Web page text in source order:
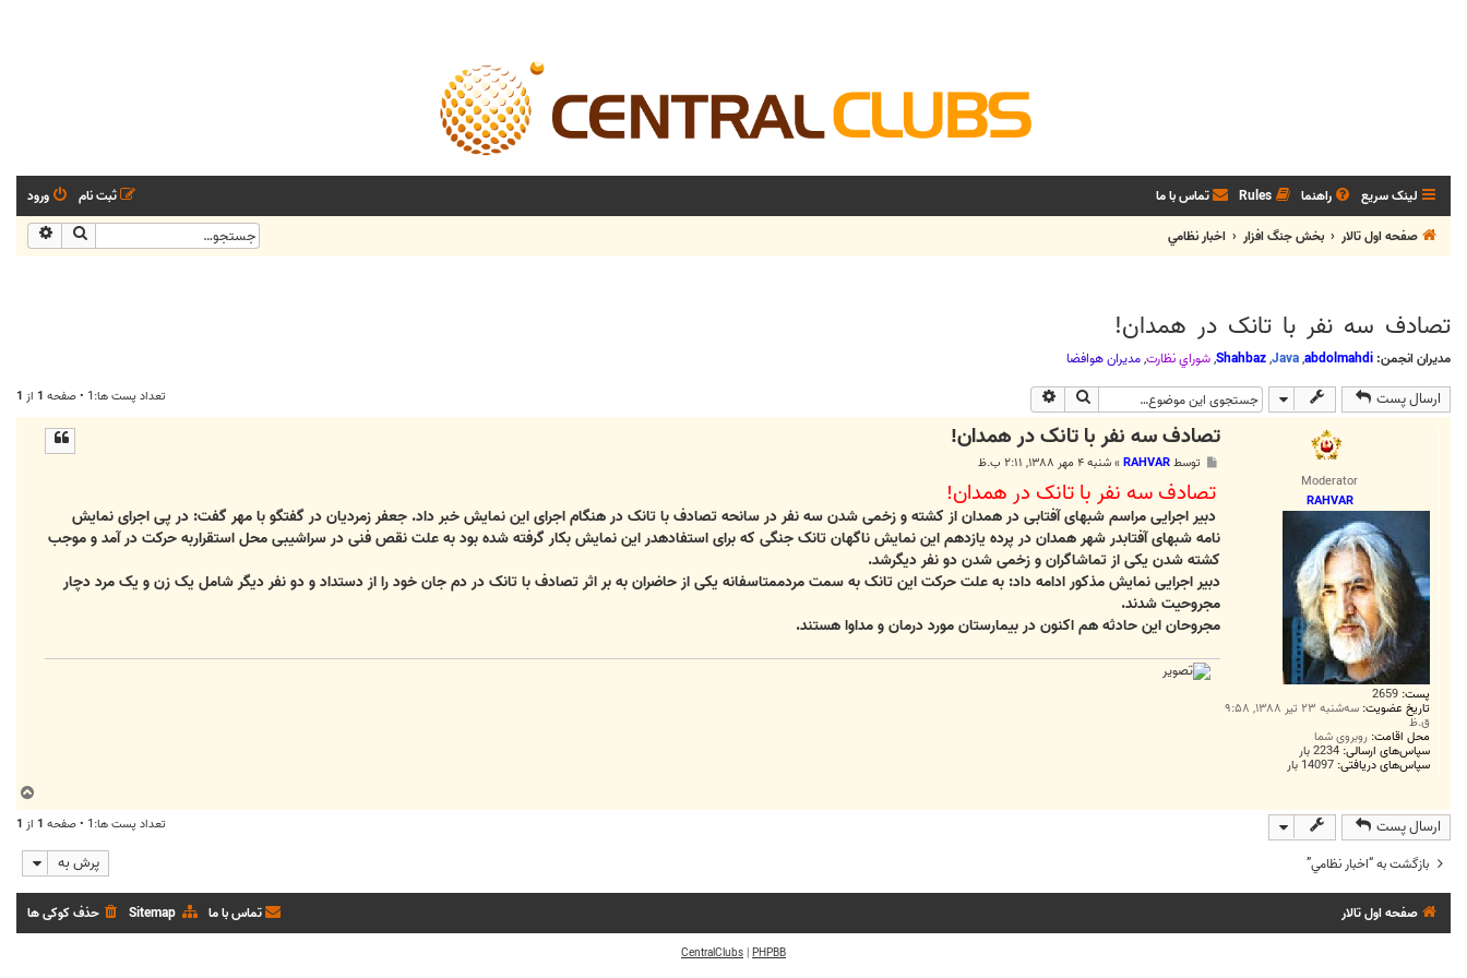
لینک سریع راهنما Rules تماس با ما ورود
ثبت نام
صفحه اول تالار
بخش جنگ افزار اخبار نظامي جستجو
تصادف سه نفر با تانک در همدان!
مدیران انجمن: abdolmahdi
,
Java
,
Shahbaz
,شوراي نظارت,مديران هوافضا
ارسال پست جستجو تعداد پست ها:1 • صفحه 1 از 1
Moderator
RAHVAR
پست: 2659
تاریخ عضویت: سه‌شنبه ۲۳ تیر ۱۳۸۸, ۹:۵۸
ق.ظ
محل اقامت: روبروی شما
سپاس‌های ارسالی: 2234 بار
سپاس‌های دریافتی: 14097 بار
تصادف سه نفر با تانک در همدان!
ت
توسطRAHVAR
»شنبه ۴ مهر ۱۳۸۸, ۲:۱۱ ب.ظ
تصادف سه نفر با تانک در همدان!
دبیر اجرایی مراسم شبهای آفتابی در همدان از کشته و زخمی شدن سه نفر در سانحه تصادف با تانک در هنگام اجرای این نمایش خبر داد. جعفر زمردیان در گفتگو با مهر گفت: در پی اجرای نمایش
نامه شبهای آفتابدر شهر همدان در پرده یازدهم این نمایش ناگهان تانک جنگی که برای استفادهدر این نمایش بکار گرفته شده بود به علت نقص فنی در سراشیبی محل استقراربه حرکت در آمد و موجب
کشته شدن یکی از تماشاگران و زخمی شدن دو نفر دیگرشد.
دبیر اجرایی نمایش مذکور ادامه داد: به علت حرکت این تانک به سمت مردممتاسفانه یکی از حاضران به بر اثر تصادف با تانک در دم جان خود را از دستداد و دو نفر دیگر شامل یک زن و یک مرد دچار
مجروحیت شدند.
مجروحان این حادثه هم اکنون در بیمارستان مورد درمان و مداوا هستند.
ا
ارسال پست تعداد پست ها:1 • صفحه 1 از 1
بازگشت به “اخبار نظامي” پرش به
صفحه اول تالار حذف کوکی ها Sitemap تماس با ما
PHPBB
|
CentralClubs